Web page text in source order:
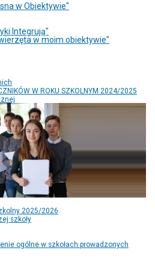
w Obiektywie"
Integrują"
w moim obiektywie"
W ROKU SZKOLNYM 2024/2025
2025/2026
szkoły
ogólne w szkołach prowadzonych